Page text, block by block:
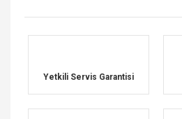
Yetkili Servis Garantisi